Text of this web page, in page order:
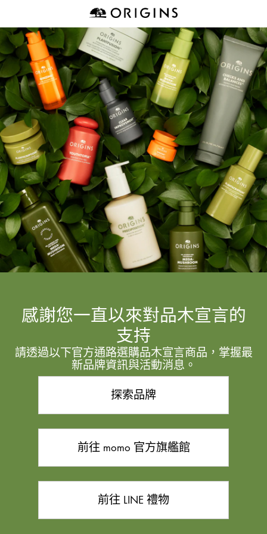
感謝您一直以來對品木宣言的
支持
請透過以下官方通路選購品木宣言商品，掌握最
新品牌資訊與活動消息。
探索品牌
前往 momo 官方旗艦館
前往 LINE 禮物